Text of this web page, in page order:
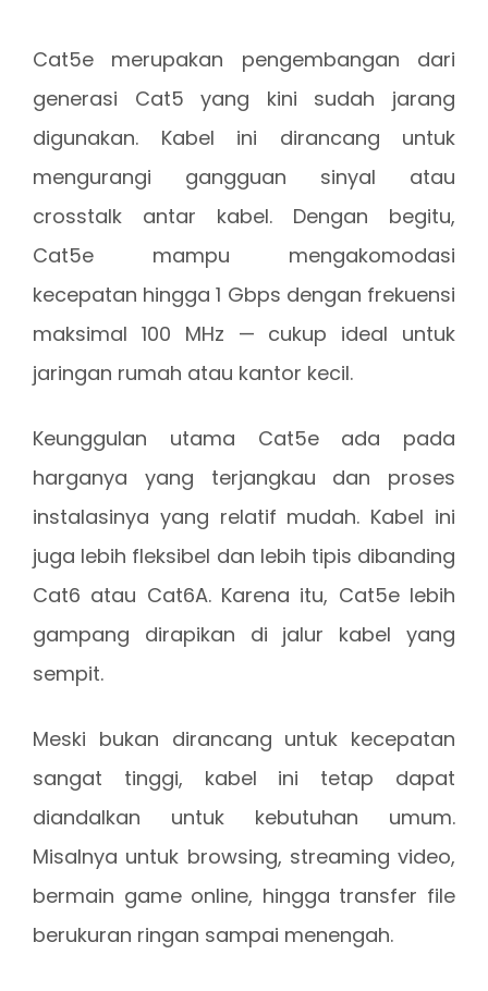
Cat5e merupakan pengembangan dari
generasi Cat5 yang kini sudah jarang
digunakan. Kabel ini dirancang untuk
mengurangi gangguan sinyal atau
crosstalk antar kabel. Dengan begitu,
Cat5e mampu mengakomodasi
kecepatan hingga 1 Gbps dengan frekuensi
maksimal 100 MHz — cukup ideal untuk
jaringan rumah atau kantor kecil.
Keunggulan utama Cat5e ada pada
harganya yang terjangkau dan proses
instalasinya yang relatif mudah. Kabel ini
juga lebih fleksibel dan lebih tipis dibanding
Cat6 atau Cat6A. Karena itu, Cat5e lebih
gampang dirapikan di jalur kabel yang
sempit.
Meski bukan dirancang untuk kecepatan
sangat tinggi, kabel ini tetap dapat
diandalkan untuk kebutuhan umum.
Misalnya untuk browsing, streaming video,
bermain game online, hingga transfer file
berukuran ringan sampai menengah.